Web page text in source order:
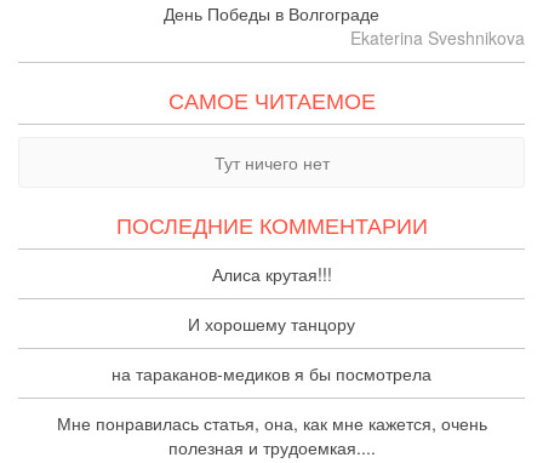
День Победы в Волгограде
Ekaterina Sveshnikova
САМОЕ ЧИТАЕМОЕ
Тут ничего нет
ПОСЛЕДНИЕ КОММЕНТАРИИ
Алиса крутая!!!
И хорошему танцору
на тараканов-медиков я бы посмотрела
Мне понравилась статья, она, как мне кажется, очень
полезная и трудоемкая....